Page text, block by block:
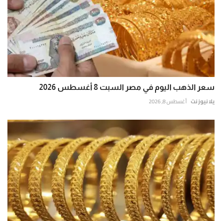
سعر الذهب اليوم في مصر السبت 8 أغسطس 2026
يلا نيوز نت أغسطس 8, 2026